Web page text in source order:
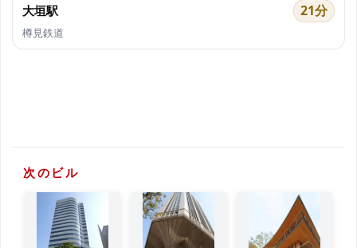
大垣駅 21分
樽見鉄道
次のビル